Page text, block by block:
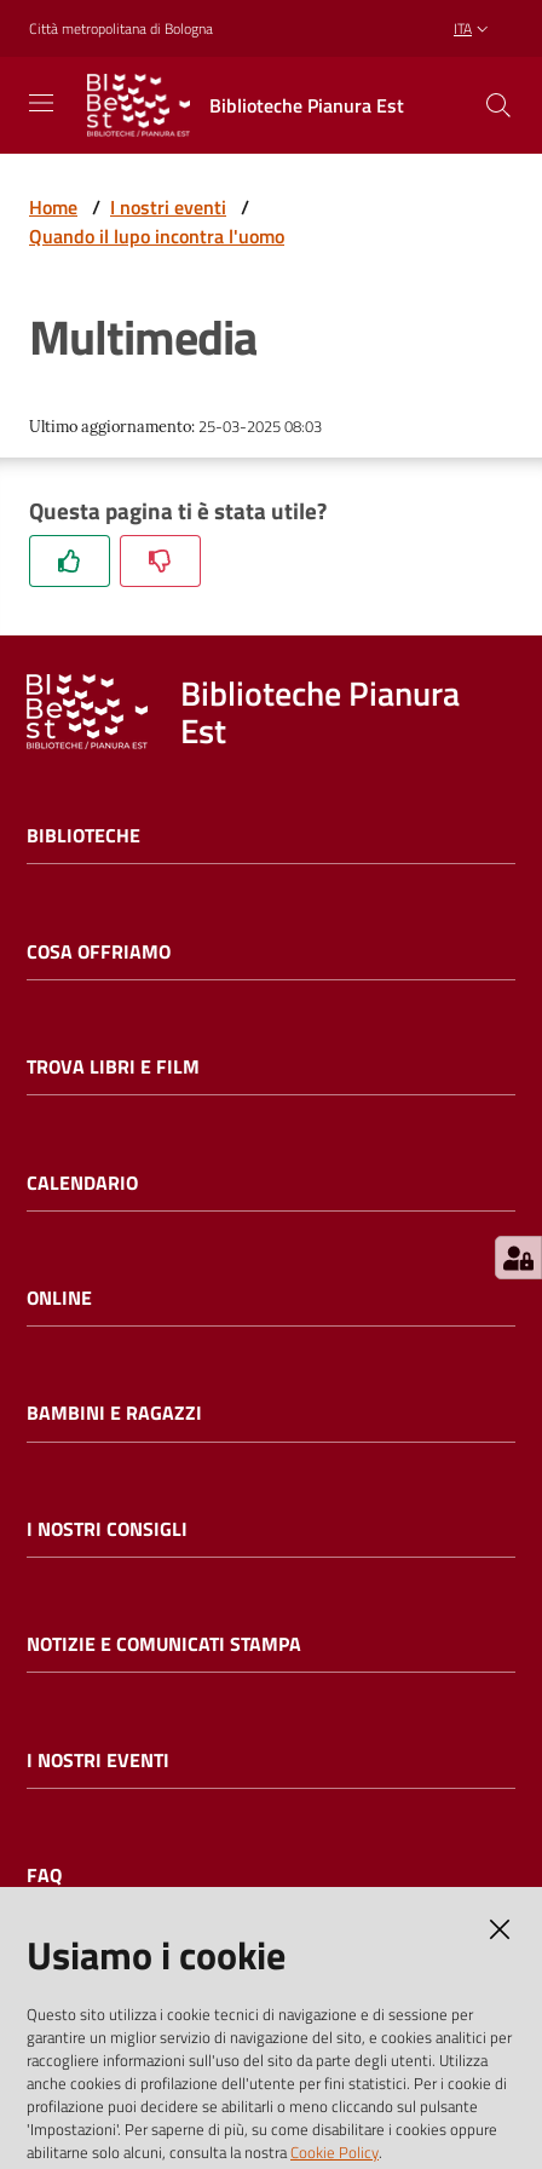
Vai al contenuto
Vai alla navigazione
Vai al footer
Città metropolitana di Bologna ITA
Biblioteche Pianura Est
Biblioteche
Pianura
Est
CREARE,
RICREARSI
Biblioteche
Cosa
Trova
libri
film
Calendario
Bambini
E
l
i
cataloghi
bibliotecario
Home / I nostri eventi /
Quando il lupo incontra l'uomo
Multimedia
Ultimo aggiornamento: 25-03-2025 08:03
Questa pagina ti è stata utile?
Biblioteche Pianura
Est
BIBLIOTECHE
COSA OFFRIAMO
TROVA LIBRI E FILM
CALENDARIO
ONLINE
BAMBINI E RAGAZZI
I NOSTRI CONSIGLI
NOTIZIE E COMUNICATI STAMPA
I NOSTRI EVENTI
FAQ
I dati personali pubblicati sono riutilizzabili solo alle condizioni
previste dalla direttiva comunitaria 2003/98/CE e dal d.lgs.
36/2006
Usiamo i cookie
Questo sito utilizza i cookie tecnici di navigazione e di sessione per
garantire un miglior servizio di navigazione del sito, e cookies analitici per
raccogliere informazioni sull'uso del sito da parte degli utenti. Utilizza
anche cookies di profilazione dell'utente per fini statistici. Per i cookie di
profilazione puoi decidere se abilitarli o meno cliccando sul pulsante
'Impostazioni'. Per saperne di più, su come disabilitare i cookies oppure
abilitarne solo alcuni, consulta la nostraCookie Policy.